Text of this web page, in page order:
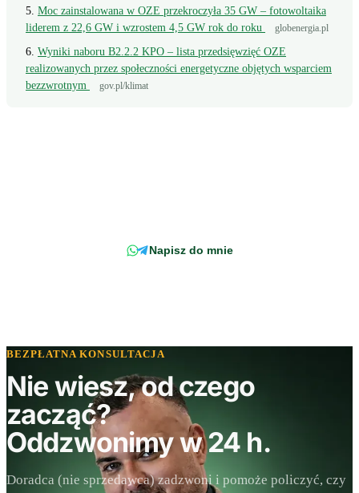
Moc zainstalowana w OZE przekroczyła 35 GW – fotowoltaika
liderem z 22,6 GW i wzrostem 4,5 GW rok do roku
globenergia.pl
Wyniki naboru B2.2.2 KPO – lista przedsięwzięć OZE
realizowanych przez społeczności energetyczne objętych wsparciem
bezzwrotnym
gov.pl/klimat
Napisz do mnie
BEZPŁATNA KONSULTACJA
Nie wiesz, od czego
zacząć?
Oddzwonimy w 24 h.
Doradca (nie sprzedawca) zadzwoni i pomoże policzyć, czy